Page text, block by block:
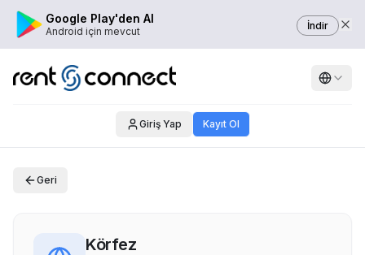
Google Play'den Al
Android için mevcut İndir
Giriş Yap Kayıt Ol
Geri
Körfez